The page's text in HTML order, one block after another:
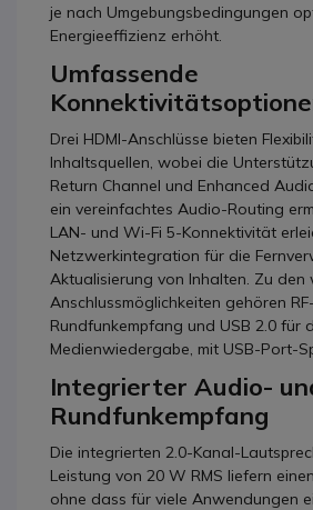
je nach Umgebungsbedingungen
Energieeffizienz erhöht.
Umfassende
Drei HDMI-Anschlüsse bieten
Inhaltsquellen, wobei die
Return Channel und Enhanced
ein vereinfachtes Audio-Routing
LAN- und Wi-Fi 5-Konnektivität
Netzwerkintegration für die
Aktualisierung von Inhalten. Zu den
Anschlussmöglichkeiten gehören
Rundfunkempfang und USB 2.0 für
Medienwiedergabe, mit USB-Port-
Integrierter Audio-
Rundfunkempfang
Die integrierten 2.0-Kanal-
Leistung von 20 W RMS liefern
ohne dass für viele Anwendungen